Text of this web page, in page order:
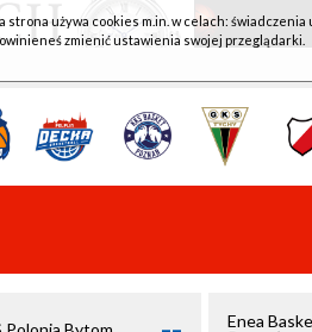
Enea
strona używa cookies m.in. w celach:
zmienić ustawienia swojej przeglądarki.